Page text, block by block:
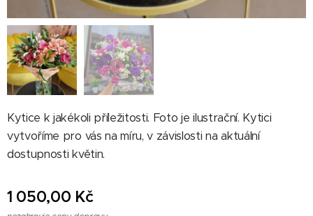
Kytice k jakékoli příležitosti. Foto je ilustrační. Kytici
vytvoříme pro vás na míru, v závislosti na aktuální
dostupnosti květin.
1 050,00 Kč